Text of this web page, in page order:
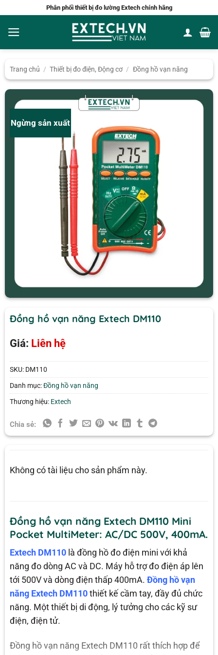
nội
dung
Phân phối thiết bị đo lường Extech chính hãng
Trang chủ / Thiết bị đo điện, Động cơ / Đồng hồ vạn năng
Ngừng sản xuất
Đồng hồ vạn năng Extech DM110
Giá: Liên hệ
SKU: DM110
Danh mục:Đồng hồ vạn năng
Thương hiệu: Extech
Chia sẻ:
Không có tài liệu cho sản phẩm này.
Đồng hồ vạn năng Extech DM110 Mini
Pocket MultiMeter: AC/DC 500V, 400mA.
Extech DM110là đồng hồ đo điện mini với khả
năng đo dòng AC và DC. Máy hỗ trợ đo điện áp lên
tới 500V và dòng điện thấp 400mA. Đồng hồ vạn
năng Extech DM110thiết kế cầm tay, đầy đủ chức
năng. Một thiết bị di động, lý tưởng cho các kỹ sư
điện, điện tử.
Đồng hồ vạn năng Extech DM110 rất thích hợp để